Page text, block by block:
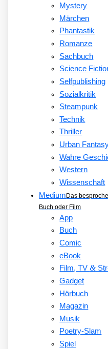
Mystery
Märchen
Phantastik
Romanze
Sachbuch
Science
Selfpublishing
Sozialkritik
Steampunk
Technik
Thriller
Urban
Wahre
Western
Wissenschaft
MediumDas
Buch oder Film
App
Buch
Comic
eBook
Film, TV&
Gadget
Hörbuch
Magazin
Musik
Poetry-Slam
Spiel